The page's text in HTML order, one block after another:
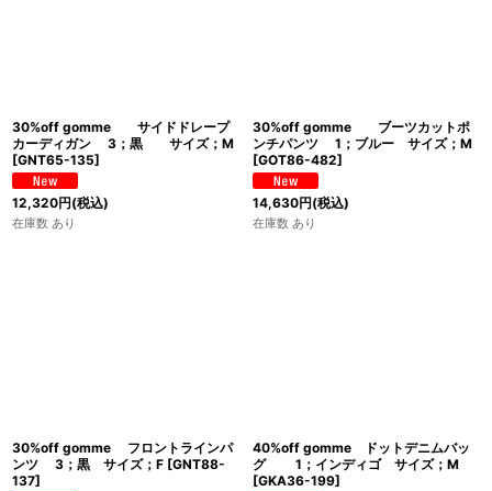
30%off gomme サイドドレープ
カーディガン 3；黒 サイズ；M
[GNT65-135]
12,320円(税込)
在庫数 あり
30%off gomme ブーツカットポ
ンチパンツ 1；ブルー サイズ；M
[GOT86-482]
14,630円(税込)
在庫数 あり
30%off gomme フロントラインパ
ンツ 3；黒 サイズ；F [GNT88-
137]
40%off gomme ドットデニムバッ
グ 1；インディゴ サイズ；M
[GKA36-199]